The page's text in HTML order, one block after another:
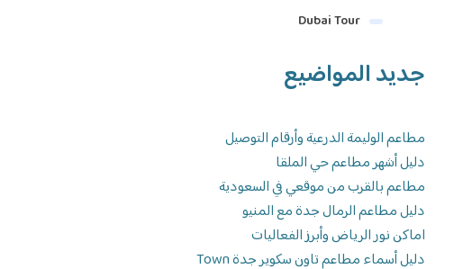
Dubai Tour
جديد المواضيع
مطاعم الوليمة الدرعية وأرقام التوصيل
دليل أشهر مطاعم حي الملقا
مطاعم بالقرب من موقعي في السعودية
دليل مطاعم الرمال جدة مع المنيو
اماكن نور الرياض وأبرز الفعاليات
دليل أسماء مطاعم تاون سكوير جدة Town